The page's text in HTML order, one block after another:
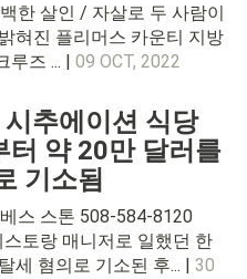
한 살인 / 자살로 두 사람이
혀진 플리머스 카운티 지방
루즈 ... | 09 OCT, 2022
추에이션 식당
터 약 20만 달러를
기소됨
스 스톤 508-584-8120
스토랑 매니저로 일했던 한
세 혐의로 기소된 후... | 30